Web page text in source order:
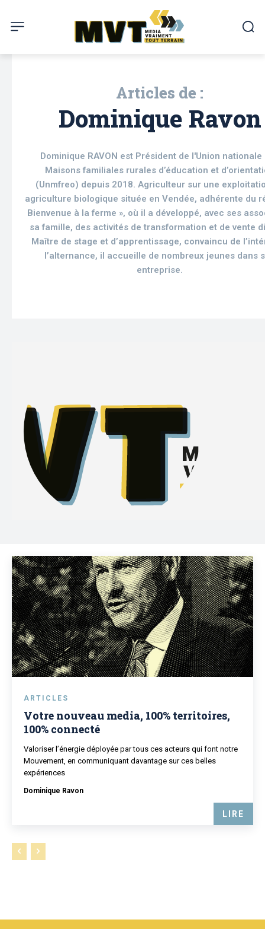
Articles de :
Dominique Ravon
Dominique RAVON est Président de l'Union nationale
Maisons familiales rurales d’éducation et
(Unmfreo) depuis 2018. Agriculteur sur une
agriculture biologique située en Vendée, adhérente du
Bienvenue à la ferme », où il a développé, avec ses
sa famille, des activités de transformation et de vente
Maître de stage et d’apprentissage, convaincu de
l’alternance, il accueille de nombreux jeunes dans
entreprise.
ARTICLES
Votre nouveau media, 100% territoires,
100% connecté
Valoriser l’énergie déployée par tous ces acteurs qui font notre
Mouvement, en communiquant davantage sur ces belles
expériences
Dominique Ravon
LIRE